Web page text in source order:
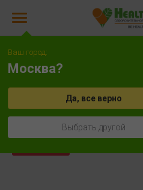
Сортировать
Ваш город:
Москва?
Да, все верно
Выбрать другой